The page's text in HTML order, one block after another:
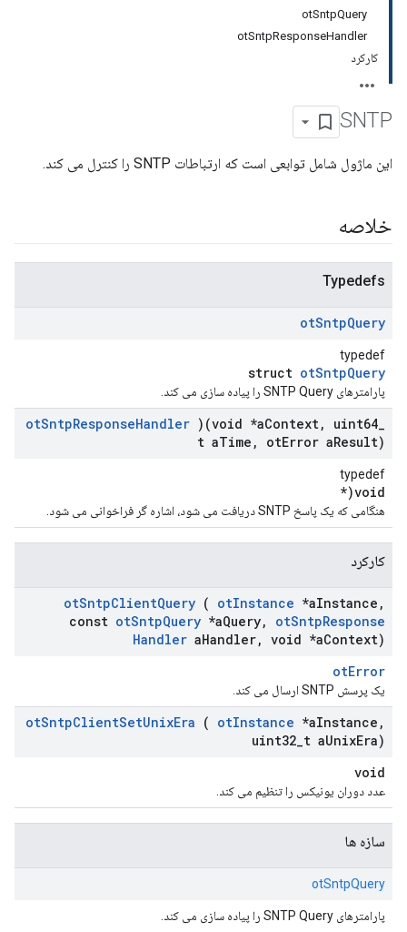
otSntpQuery
otSntpResponseHandler
کارکرد
SNTP
این ماژول شامل توابعی است که ارتباطات SNTP را کنترل می کند.
خلاصه
Typedefs
otSntpQuery
typedef
struct otSntpQuery
پارامترهای SNTP Query را پیاده سازی می کند.
otSntpResponseHandler )(void *aContext, uint64
t aTime , otError aResult)
typedef
void(*
هنگامی که یک پاسخ SNTP دریافت می شود، اشاره گر فراخوانی می شود.
کارکرد
otSntpClientQuery ( otInstance *aInstance ,
const otSntpQuery *aQuery, otSntpResponse
Handler aHandler, void *aContext)
otError
یک پرسش SNTP ارسال می کند.
otSntpClientSetUnixEra ( otInstance *aInstance ,
uint32 t aUnixEra)
void
عدد دوران یونیکس را تنظیم می کند.
سازه ها
otSntpQuery
پارامترهای SNTP Query را پیاده سازی می کند.